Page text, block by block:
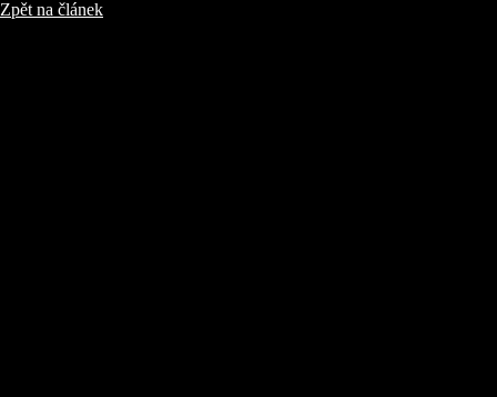
Zpět na článek